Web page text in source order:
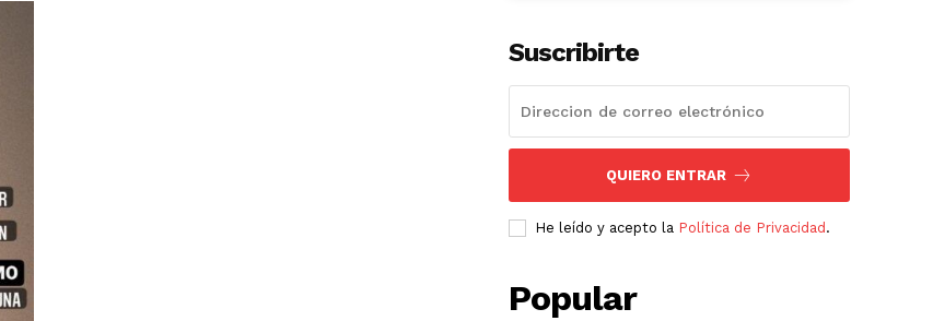
Suscribirte
QUIERO ENTRAR
He leído y acepto la Política de Privacidad .
Popular